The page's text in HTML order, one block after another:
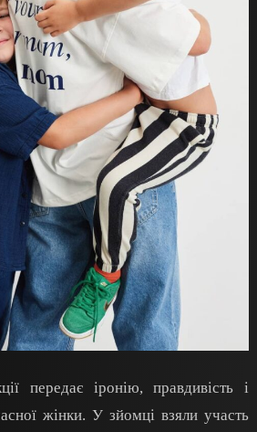
передає іронію, правдивість і
жінки. У зйомці взяли участь